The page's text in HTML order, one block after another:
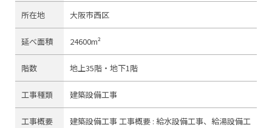
所在地 大阪市西区
延べ面積 24600m²
階数 地上35階・地下1階
工事種類 建築設備工事
工事概要 建築設備工事工事概要 : 給水設備工事、給湯設備工